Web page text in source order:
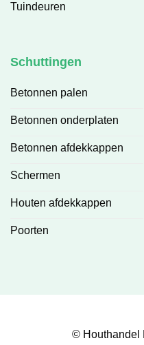
Tuindeuren
Schuttingen
Betonnen palen
Betonnen onderplaten
Betonnen afdekkappen
Schermen
Houten afdekkappen
Poorten
© Houthandel